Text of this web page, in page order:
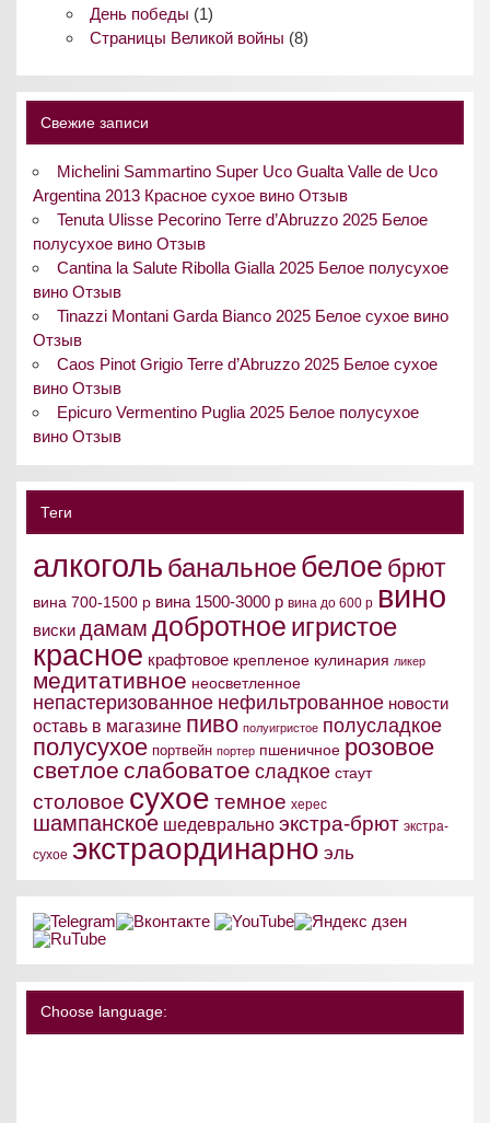
День победы (1)
Страницы Великой войны (8)
Свежие записи
Michelini Sammartino Super Uco Gualta Valle de Uco
Argentina 2013 Красное сухое вино Отзыв
Tenuta Ulisse Pecorino Terre d’Abruzzo 2025 Белое
полусухое вино Отзыв
Cantina la Salute Ribolla Gialla 2025 Белое полусухое
вино Отзыв
Tinazzi Montani Garda Bianco 2025 Белое сухое вино
Отзыв
Caos Pinot Grigio Terre d’Abruzzo 2025 Белое сухое
вино Отзыв
Epicuro Vermentino Puglia 2025 Белое полусухое
вино Отзыв
Теги
алкоголь банальноебелое брют
вина 700-1500 р вина 1500-3000 р вина до 600 р вино
виски дамам добротное игристое
красное крафтовое крепленое кулинария ликер
медитативное неосветленное
непастеризованное нефильтрованное новости
оставь в магазине пиво полуигристое полусладкое
полусухое портвейн портер пшеничное розовое
светлое слабоватое сладкое стаут
столовое сухое темное херес
шампанское шедеврально экстра-брют экстра-
сухое экстраординарно эль
Choose language: